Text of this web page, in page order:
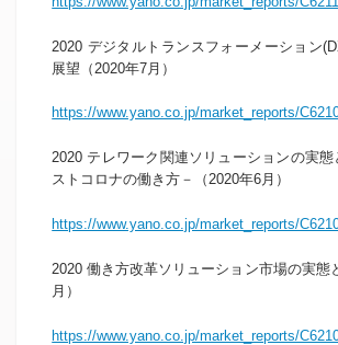
2020 デジタルトランスフォーメーション
展望（2020年7月）
https://www.yano.co.jp/market_reports/
2020 テレワーク関連ソリューションの実
ストコロナの働き方－（2020年6月）
https://www.yano.co.jp/market_reports/
2020 働き方改革ソリューション市場の実態
月）
https://www.yano.co.jp/market_reports/